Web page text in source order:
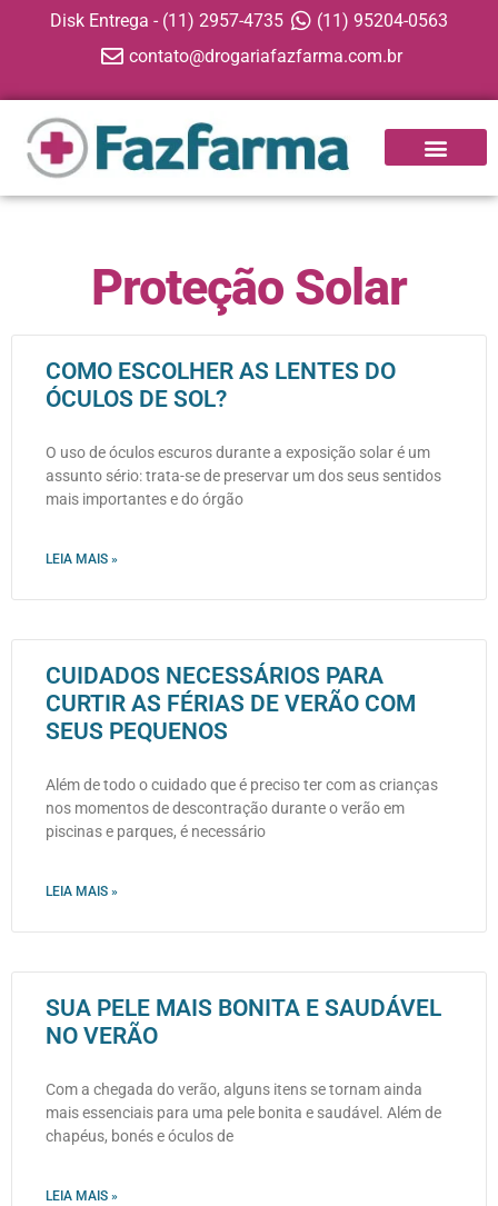
Disk Entrega - (11) 2957-4735
(11) 95204-0563
contato@drogariafazfarma.com.br
Proteção Solar
COMO ESCOLHER AS LENTES DO
ÓCULOS DE SOL?
O uso de óculos escuros durante a exposição solar é um
assunto sério: trata-se de preservar um dos seus sentidos
mais importantes e do órgão
LEIA MAIS »
CUIDADOS NECESSÁRIOS PARA
CURTIR AS FÉRIAS DE VERÃO COM
SEUS PEQUENOS
Além de todo o cuidado que é preciso ter com as crianças
nos momentos de descontração durante o verão em
piscinas e parques, é necessário
LEIA MAIS »
SUA PELE MAIS BONITA E SAUDÁVEL
NO VERÃO
Com a chegada do verão, alguns itens se tornam ainda
mais essenciais para uma pele bonita e saudável. Além de
chapéus, bonés e óculos de
LEIA MAIS »